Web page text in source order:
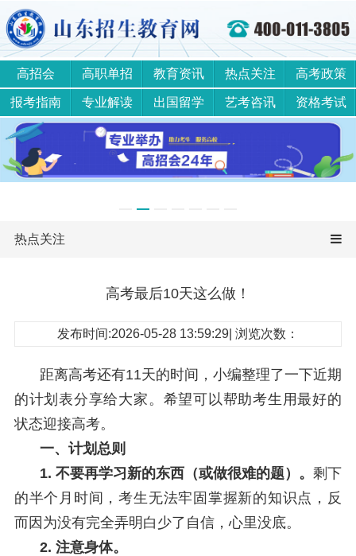
高招会 高职单招 教育资讯 热点关注 高考政策
报考指南 专业解读 出国留学 艺考咨讯 资格考试
热点关注
高考最后10天这么做！
发布时间:2026-05-28 13:59:29| 浏览次数：
距离高考还有11天的时间，小编整理了一下近期
的计划表分享给大家。希望可以帮助考生用最好的
状态迎接高考。
一、 计划总则
1. 不要再学习新的东西（或做很难的题）。 剩下
的半个月时间，考生无法牢固掌握新的知识点，反
而因为没有完全弄明白少了自信，心里没底。
2. 注意身体。